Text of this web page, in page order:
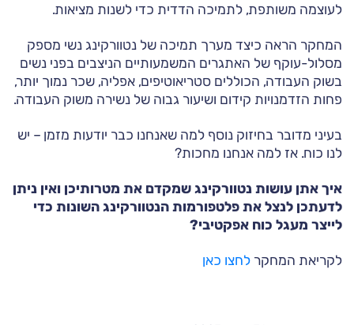
לעוצמה משותפת, לתמיכה הדדית כדי לשנות מציאות.
המחקר הראה כיצד מערך תמיכה של נטוורקינג נשי מספק
מסלול-עוקף של האתגרים המשמעותיים הניצבים בפני נשים
בשוק העבודה, הכוללים סטריאוטיפים, אפליה, שכר נמוך יותר,
פחות הזדמנויות קידום ושיעור גבוה של נשירה משוק העבודה.
בעיני מדובר בחיזוק נוסף למה שאנחנו כבר יודעות מזמן – יש
לנו כוח. אז למה אנחנו מחכות?
איך אתן עושות נטוורקינג שמקדם את מטרותיכן ואין ניתן
לדעתכן לנצל את פלטפורמות הנטוורקינג השונות כדי
לייצר מעגל כוח אפקטיבי?
לקריאת המחקר לחצו כאן